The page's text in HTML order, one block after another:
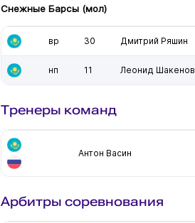
Снежные Барсы (мол)
вр 30 Дмитрий Ряшин
нп 11 Леонид Шакенов
Тренеры команд
Антон Васин
Арбитры соревнования